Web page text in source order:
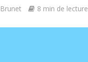
8 min de lecture